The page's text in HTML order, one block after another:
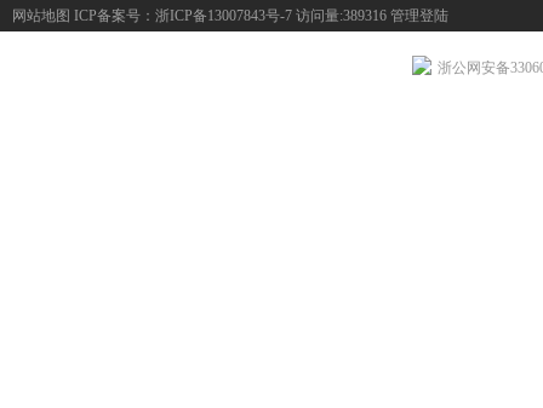
网站地图 ICP备案号： 浙ICP备13007843号-7 访问量:389316 管理登陆
浙公网安备